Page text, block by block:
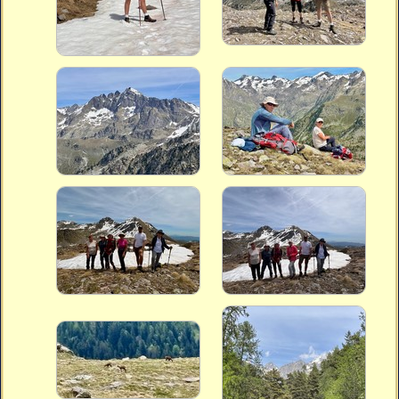
Vidéos
Vous cherchez quelque chose ?